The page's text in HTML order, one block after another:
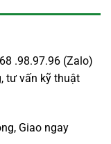
.98.97.96 (Zalo)
tư vấn kỹ thuật
Giao ngay